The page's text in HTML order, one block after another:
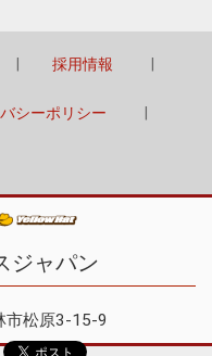
採用情報
シーポリシー
ジャパン
市松原3-15-9